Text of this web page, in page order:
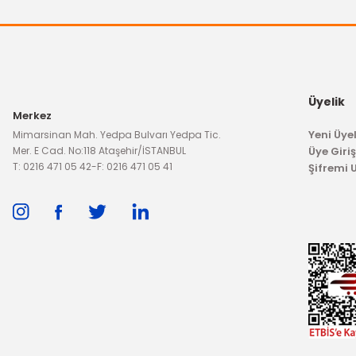
Yağ Filtresi Ranger Turbosuz
Rot Başı Ranger Dış 4X4
Merkez
Mimarsinan Mah. Yedpa Bulvarı Yedpa Tic.
Mer. E Cad. No:118 Ataşehir/İSTANBUL
T: 0216 471 05 42-F: 0216 471 05 41
Üyelik
Yeni
Üye
Şifremi